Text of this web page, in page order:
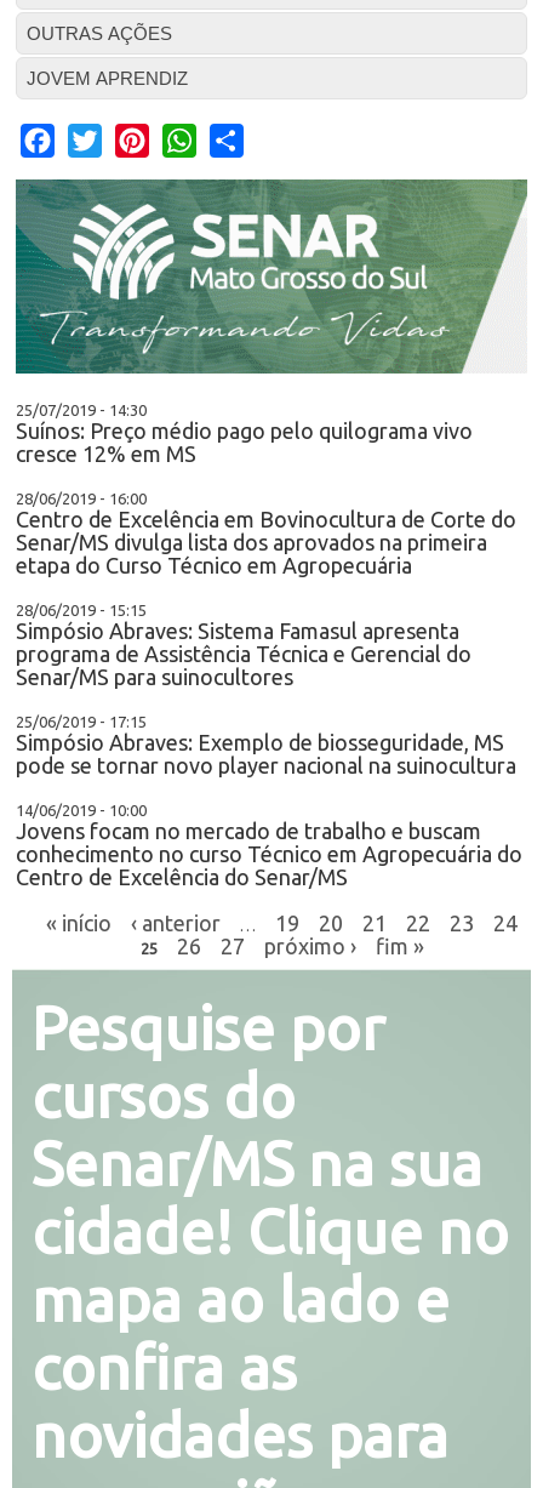
OUTRAS AÇÕES
JOVEM APRENDIZ
Facebook
Twitter PinterestWhatsApp
25/07/2019 - 14:30
Suínos: Preço médio pago pelo quilograma vivo
cresce 12% em MS
28/06/2019 - 16:00
Centro de Excelência em Bovinocultura de Corte do
Senar/MS divulga lista dos aprovados na primeira
etapa do Curso Técnico em Agropecuária
28/06/2019 - 15:15
Simpósio Abraves: Sistema Famasul apresenta
programa de Assistência Técnica e Gerencial do
Senar/MS para suinocultores
25/06/2019 - 17:15
Simpósio Abraves: Exemplo de biosseguridade, MS
pode se tornar novo player nacional na suinocultura
14/06/2019 - 10:00
Jovens focam no mercado de trabalho e buscam
conhecimento no curso Técnico em Agropecuária do
Centro de Excelência do Senar/MS
« início
‹ anterior 19 20 21 22 23 24
25 26 27 próximo › fim »
Pesquise por
cursos do
Senar/MS na sua
cidade! Clique no
mapa ao lado e
confira as
novidades para